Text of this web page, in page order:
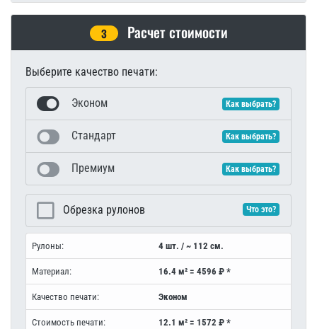
3 Расчет стоимости
Выберите качество печати:
Эконом Как выбрать?
Стандарт Как выбрать?
Премиум Как выбрать?
Обрезка рулонов Что это?
Рулоны: 4 шт. / ~ 112 см.
Материал: 16.4 м² = 4596 ₽ *
Качество печати: Эконом
Стоимость печати: 12.1 м² = 1572 ₽ *